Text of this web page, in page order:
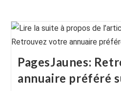
PagesJaunes:
annuaire préféré